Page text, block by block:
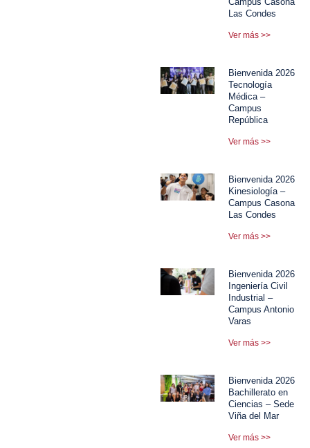
Las Condes
Ver más >>
Bienvenida 2026
Tecnología
Médica –
Campus
República
Ver más >>
Bienvenida 2026
Kinesiología –
Campus Casona
Las Condes
Ver más >>
Bienvenida 2026
Ingeniería Civil
Industrial –
Campus Antonio
Varas
Ver más >>
Bienvenida 2026
Bachillerato en
Ciencias – Sede
Viña del Mar
Ver más >>